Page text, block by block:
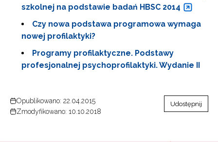
szkolnej na podstawie badań HBSC 2014
Czy nowa podstawa programowa wymaga
nowej profilaktyki?
Programy profilaktyczne. Podstawy
profesjonalnej psychoprofilaktyki. Wydanie II
Opublikowano: 22.04.2015
Zmodyfikowano: 10.10.2018
Udostępnij